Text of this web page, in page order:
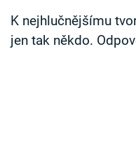
Sledujte nás
K nejhlučnějšímu
jen tak někdo.